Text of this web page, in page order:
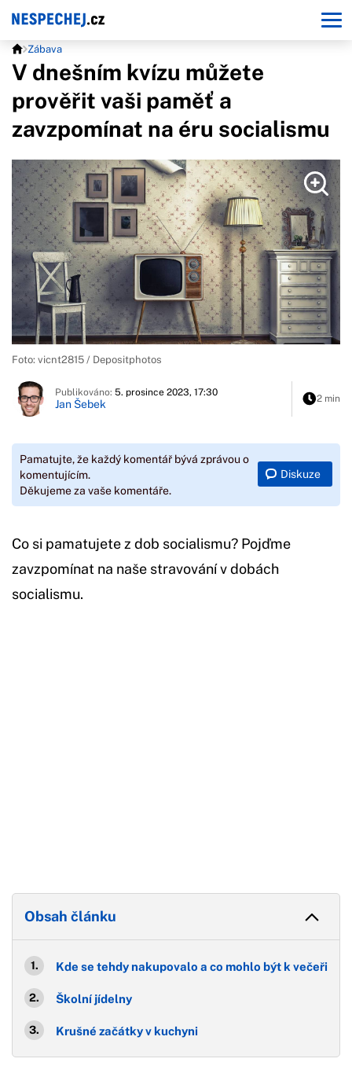
Zábava
V dnešním kvízu můžete
prověřit vaši paměť a
zavzpomínat na éru socialismu
Foto: vicnt2815 / Depositphotos
Publikováno: 5. prosince 2023, 17:30
Jan Šebek 2 min
Pamatujte, že každý komentář bývá zprávou o
komentujícím.
Děkujeme za vaše komentáře.
Diskuze
Co si pamatujete z dob socialismu? Pojďme
zavzpomínat na naše stravování v dobách
socialismu.
Obsah článku
Kde se tehdy nakupovalo a co mohlo být k večeři
Školní jídelny
Krušné začátky v kuchyni